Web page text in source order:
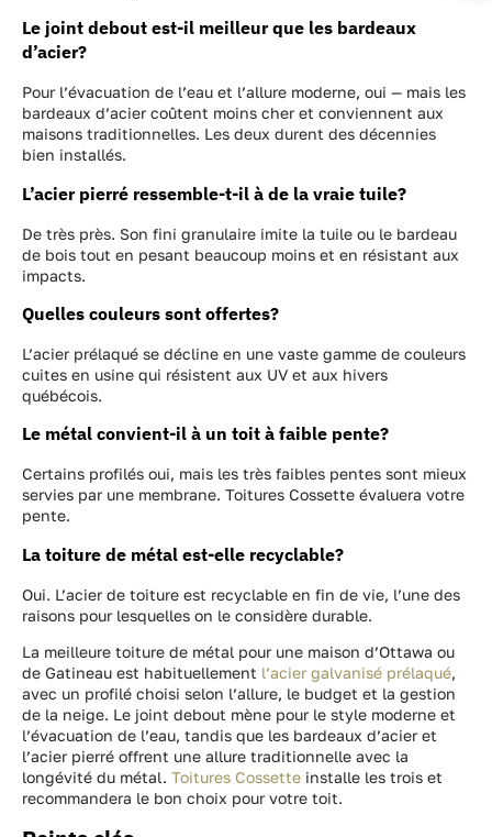
Le joint debout est-il meilleur que les bardeaux
d’acier?
Pour l’évacuation de l’eau et l’allure moderne, oui — mais les
bardeaux d’acier coûtent moins cher et conviennent aux
maisons traditionnelles. Les deux durent des décennies
bien installés.
L’acier pierré ressemble-t-il à de la vraie tuile?
De très près. Son fini granulaire imite la tuile ou le bardeau
de bois tout en pesant beaucoup moins et en résistant aux
impacts.
Quelles couleurs sont offertes?
L’acier prélaqué se décline en une vaste gamme de couleurs
cuites en usine qui résistent aux UV et aux hivers
québécois.
Le métal convient-il à un toit à faible pente?
Certains profilés oui, mais les très faibles pentes sont mieux
servies par une membrane. Toitures Cossette évaluera votre
pente.
La toiture de métal est-elle recyclable?
Oui. L’acier de toiture est recyclable en fin de vie, l’une des
raisons pour lesquelles on le considère durable.
La meilleure toiture de métal pour une maison d’Ottawa ou
de Gatineau est habituellement l’acier galvanisé prélaqué,
avec un profilé choisi selon l’allure, le budget et la gestion
de la neige. Le joint debout mène pour le style moderne et
l’évacuation de l’eau, tandis que les bardeaux d’acier et
l’acier pierré offrent une allure traditionnelle avec la
longévité du métal. Toitures Cossette installe les trois et
recommandera le bon choix pour votre toit.